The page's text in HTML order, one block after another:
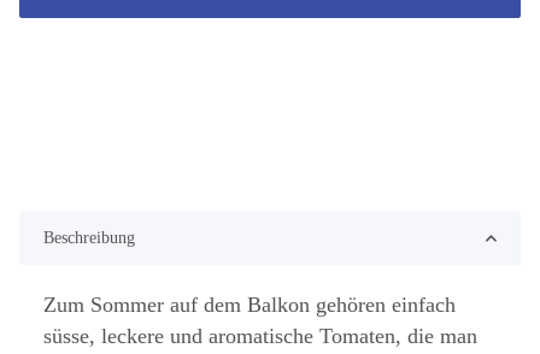
Beschreibung
Zum Sommer auf dem Balkon gehören einfach
süsse, leckere und aromatische Tomaten, die man